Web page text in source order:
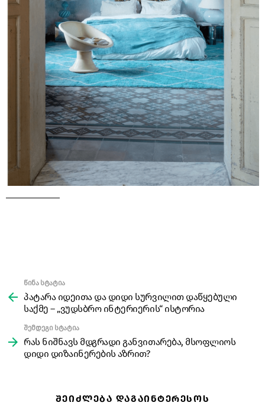
more
წინა სტატია
პატარა იდეითა და დიდი სურვილით დაწყებული
საქმე – „ვუდსბრო ინტერიერის“ ისტორია
შემდეგი სტატია
რას ნიშნავს მდგრადი განვითარება, მსოფლიოს
დიდი დიზაინერების აზრით?
ᲨᲔᲘᲫᲚᲔᲑᲐ ᲓᲐᲒᲐᲘᲜᲢᲔᲠᲔᲡᲝᲡ